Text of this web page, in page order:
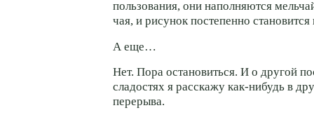
пользования, они наполняются
чая, и рисунок постепенно становится
А еще…
Нет. Пора остановиться. И о другой
сладостях я расскажу как-нибудь в
перерыва.